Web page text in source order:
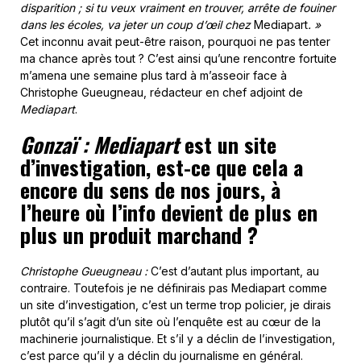
disparition ; si tu veux vraiment en trouver, arrête de fouiner
dans les écoles, va jeter un coup d’œil chezMediapart. »
Cet inconnu avait peut-être raison, pourquoi ne pas tenter
ma chance après tout ? C’est ainsi qu’une rencontre fortuite
m’amena une semaine plus tard à m’asseoir face à
Christophe Gueugneau, rédacteur en chef adjoint de
Mediapart.
Gonzaï : Mediapartest un site
d’investigation, est-ce que cela a
encore du sens de nos jours, à
l’heure où l’info devient de plus en
plus un produit marchand ?
Christophe Gueugneau :C’est d’autant plus important, au
contraire. Toutefois je ne définirais pas Mediapart comme
un site d’investigation, c’est un terme trop policier, je dirais
plutôt qu’il s’agit d’un site où l’enquête est au cœur de la
machinerie journalistique. Et s’il y a déclin de l’investigation,
c’est parce qu’il y a déclin du journalisme en général.